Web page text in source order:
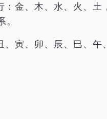
金、木、水、火、
寅、卯、辰、巳、午